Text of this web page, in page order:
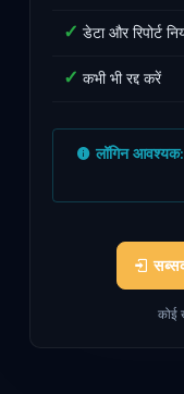
डेटा और रिपोर्ट
कभी भी रद्द करें
लॉगिन आवश्यक:
कोई